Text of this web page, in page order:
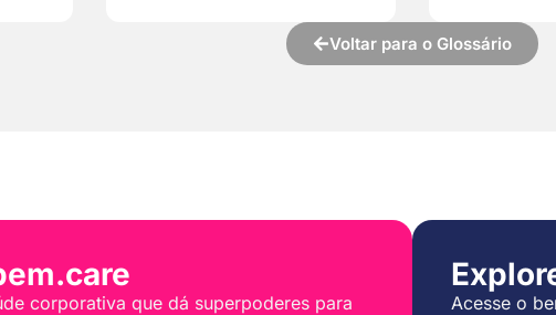
Voltar para o Glossário
corporativa que dá superpoderes para
Acesse o